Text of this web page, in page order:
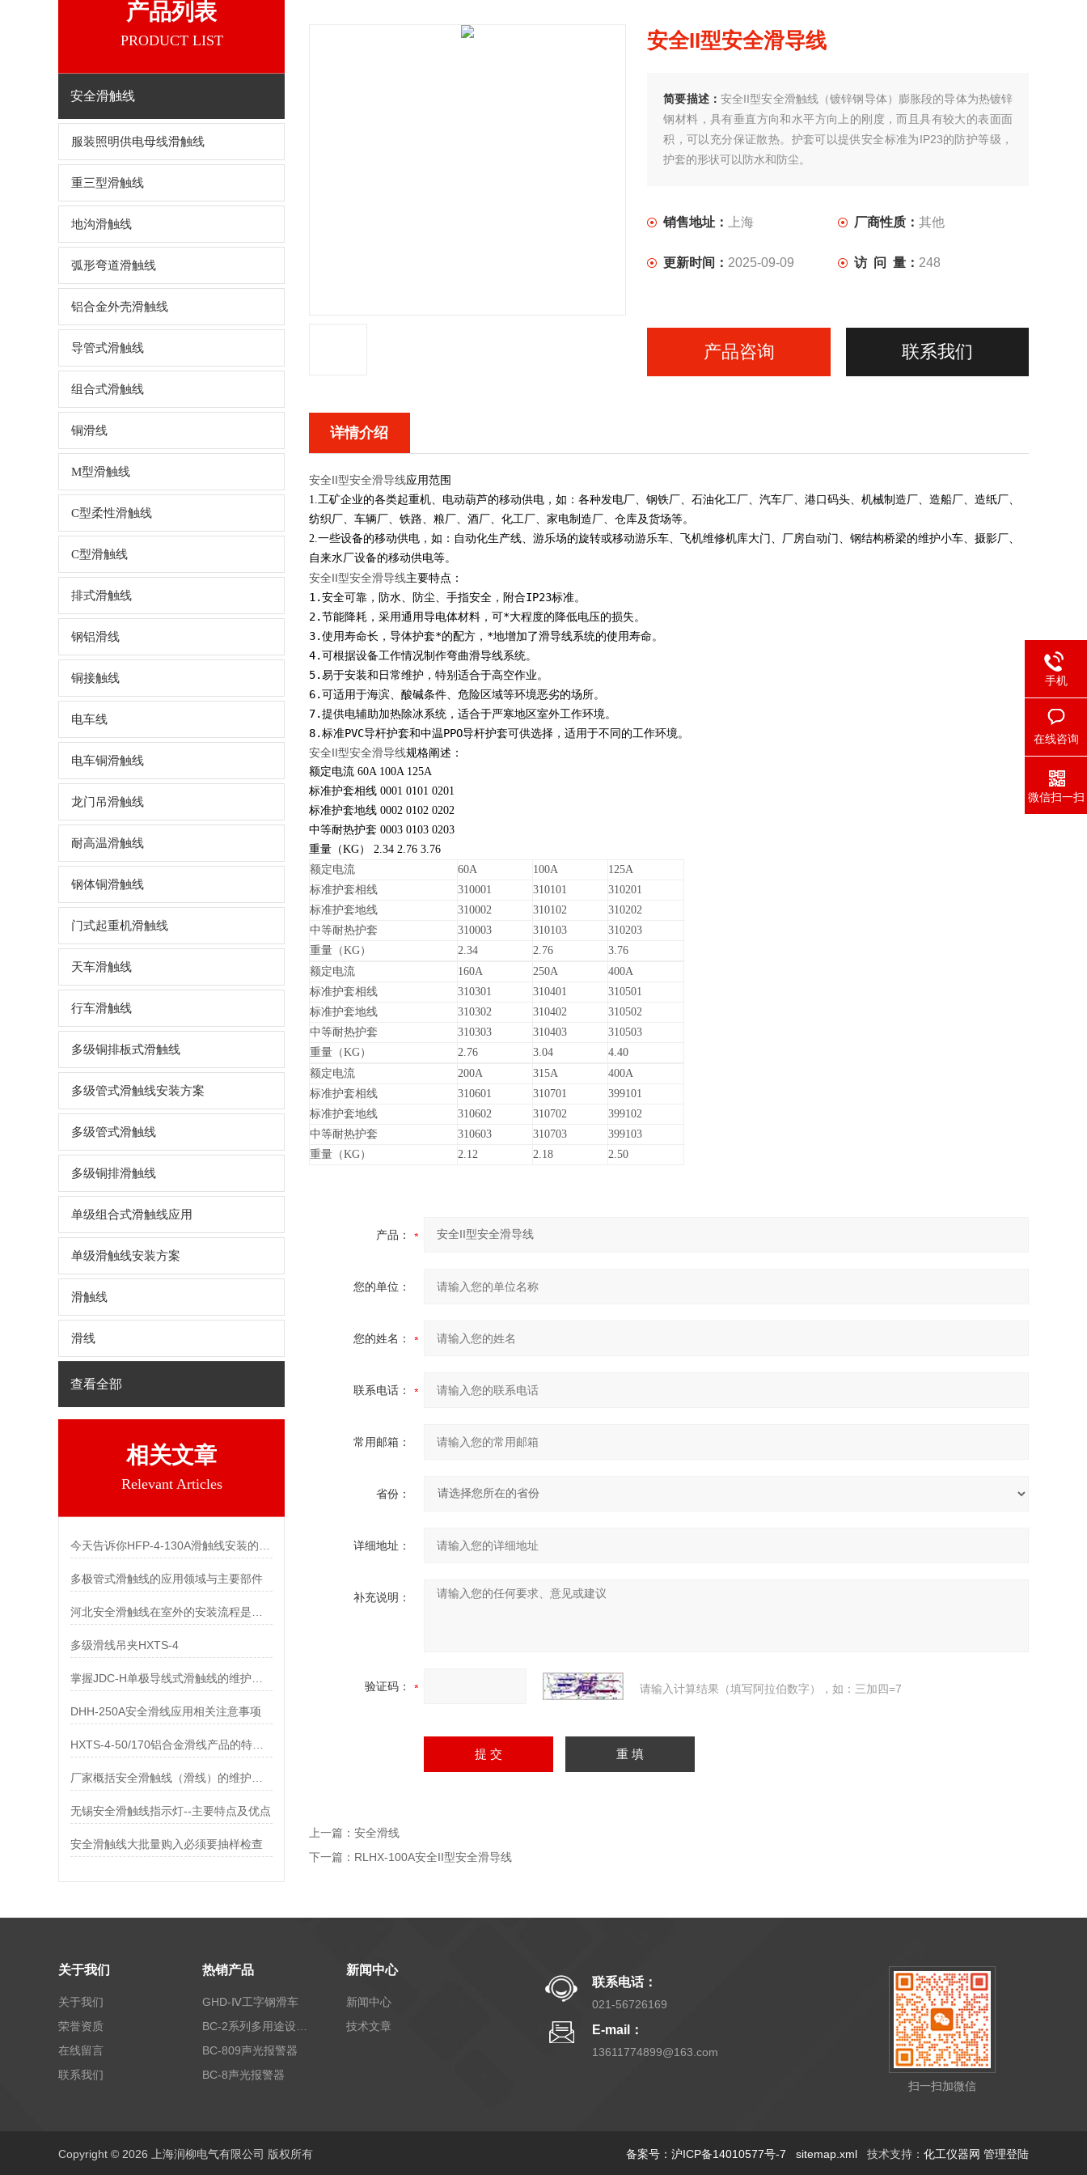
产品列表
PRODUCT LIST
安全滑触线
服装照明供电母线滑触线
重三型滑触线
地沟滑触线
弧形弯道滑触线
铝合金外壳滑触线
导管式滑触线
组合式滑触线
铜滑线
M型滑触线
C型柔性滑触线
C型滑触线
排式滑触线
钢铝滑线
铜接触线
电车线
电车铜滑触线
龙门吊滑触线
耐高温滑触线
钢体铜滑触线
门式起重机滑触线
天车滑触线
行车滑触线
多级铜排板式滑触线
多级管式滑触线安装方案
多级管式滑触线
多级铜排滑触线
单级组合式滑触线应用
单级滑触线安装方案
滑触线
滑线
查看全部
相关文章
Relevant Articles
多极管式滑触线的应用领域与主要部件
多级滑线吊夹HXTS-4
DHH-250A安全滑线应用相关注意事项
HXTS-4-50/170铝合金滑线产品的特点及用途
无锡安全滑触线指示灯--主要特点及优点
安全滑触线大批量购入必须要抽样检查
安全II型安全滑导线
简要描述： 安全II型安全滑触线（镀锌钢导体）膨胀段的导体为热镀锌
钢材料，具有垂直方向和水平方向上的刚度，而且具有较大的表面面
积，可以充分保证散热。护套可以提供安全标准为IP23的防护等级，
护套的形状可以防水和防尘。
销售地址： 上海 厂商性质：其他
更新时间： 2025-09-09 访 问 量： 248
产品咨询 联系我们
详情介绍
安全II型安全滑导线应用范围
1.工矿企业的各类起重机、电动葫芦的移动供电，如：各种发电厂、钢铁厂、石油化工厂、汽车厂、港口码头、机械制造厂、造船厂、造纸厂、
纺织厂、车辆厂、铁路、粮厂、酒厂、化工厂、家电制造厂、仓库及货场等。
2.一些设备的移动供电，如：自动化生产线、游乐场的旋转或移动游乐车、飞机维修机库大门、厂房自动门、钢结构桥梁的维护小车、摄影厂、
自来水厂设备的移动供电等。
安全II型安全滑导线主要特点：
1.安全可靠，防水、防尘、手指安全，附合IP23标准。
2.节能降耗，采用通用导电体材料，可*大程度的降低电压的损失。
3.使用寿命长，导体护套*的配方，*地增加了滑导线系统的使用寿命。
4.可根据设备工作情况制作弯曲滑导线系统。
5.易于安装和日常维护，特别适合于高空作业。
6.可适用于海滨、酸碱条件、危险区域等环境恶劣的场所。
7.提供电辅助加热除冰系统，适合于严寒地区室外工作环境。
8.标准PVC导杆护套和中温PPO导杆护套可供选择，适用于不同的工作环境。
安全II型安全滑导线规格阐述：
额定电流 60A 100A 125A
标准护套相线 0001 0101 0201
标准护套地线 0002 0102 0202
中等耐热护套 0003 0103 0203
重量（KG）
2.34 2.76 3.76
额定电流
60A 100A
125A
标准护套相线
310001 310101
310201
标准护套地线
310002 310102
310202
中等耐热护套
310003 310103
310203
重量（KG）
2.34 2.76
3.76
额定电流
160A 250A
400A
标准护套相线
310301 310401
310501
标准护套地线
310302 310402
310502
中等耐热护套
310303 310403
310503
重量（KG）
2.76 3.04
4.40
额定电流
200A 315A
400A
标准护套相线
310601 310701
399101
标准护套地线
310602 310702
399102
中等耐热护套
310603 310703
399103
重量（KG）
2.12 2.18 2.50
产品：
您的单位：
您的姓名：
联系电话：
常用邮箱：
省份：
详细地址：
补充说明：
验证码： 请输入计算结果（填写阿拉伯数字），如：三加四=7
上一篇： 安全滑线
下一篇： RLHX-100A安全II型安全滑导线
关于我们
关于我们
荣誉资质
在线留言
联系我们
热销产品
GHD-Ⅳ工字钢滑车
BC-809声光报警器
BC-8声光报警器
新闻中心
新闻中心
技术文章
联系电话：
021-56726169
E-mail：
13611774899@163.com
扫一扫加微信
Copyright © 2026 上海润柳电气有限公司 版权所有 备案号：沪ICP备14010577号-7 sitemap.xml 技术支持： 化工仪器网 管理登陆
手机
在线咨询
微信扫一扫